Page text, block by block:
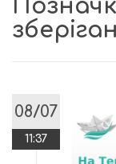
08/07
11:37